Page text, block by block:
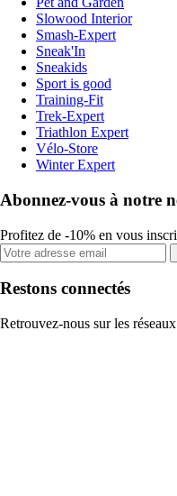
Slowood Interior
Smash-Expert
Sneak'In
Sneakids
Sport is good
Training-Fit
Trek-Expert
Triathlon Expert
Vélo-Store
Winter Expert
Abonnez-vous à notre
Profitez de -10% en vous
Restons connectés
Retrouvez-nous sur les